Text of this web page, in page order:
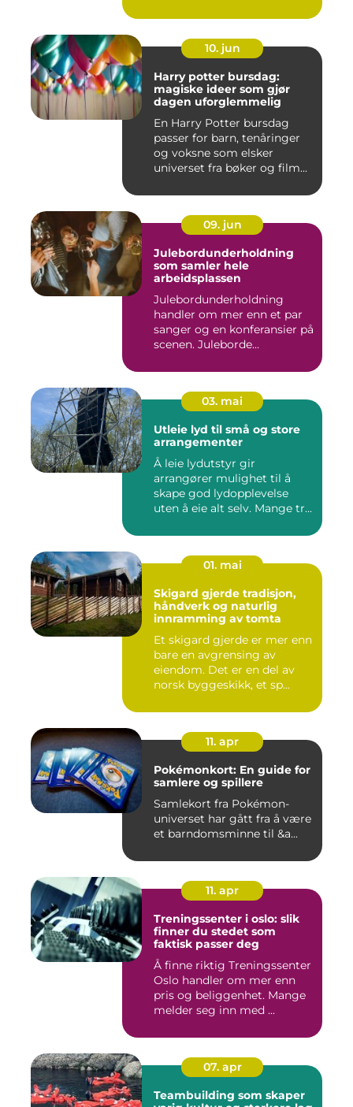
10. jun
Harry potter bursdag:
magiske ideer som gjør
dagen uforglemmelig
En Harry Potter bursdag
passer for barn, tenåringer
og voksne som elsker
universet fra bøker og film...
09. jun
Julebordunderholdning
som samler hele
arbeidsplassen
Julebordunderholdning
handler om mer enn et par
sanger og en konferansier på
scenen. Juleborde...
03. mai
Utleie lyd til små og store
arrangementer
Å leie lydutstyr gir
arrangører mulighet til å
skape god lydopplevelse
uten å eie alt selv. Mange tr...
01. mai
Skigard gjerde tradisjon,
håndverk og naturlig
innramming av tomta
Et skigard gjerde er mer enn
bare en avgrensing av
eiendom. Det er en del av
norsk byggeskikk, et sp...
11. apr
Pokémonkort: En guide for
samlere og spillere
Samlekort fra Pokémon-
universet har gått fra å være
et barndomsminne til &a...
11. apr
Treningssenter i oslo: slik
finner du stedet som
faktisk passer deg
Å finne riktig Treningssenter
Oslo handler om mer enn
pris og beliggenhet. Mange
melder seg inn med ...
07. apr
Teambuilding som skaper